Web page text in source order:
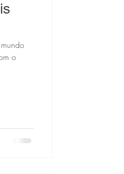
o